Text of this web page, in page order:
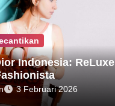
Indonesia: ReLuxe
3 Februari 2026